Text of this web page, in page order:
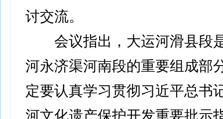
讨交流。
会议指出，大运河滑县段
河永济渠河南段的重要组成部
定要认真学习贯彻习近平总书
河文化遗产保护开发重要批示